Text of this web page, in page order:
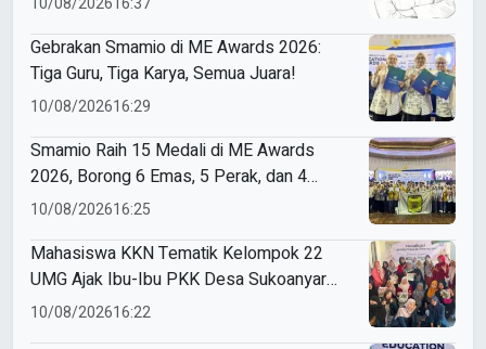
Gebrakan Smamio di ME Awards 2026:
Tiga Guru, Tiga Karya, Semua Juara!
10/08/202616:29
Smamio Raih 15 Medali di ME Awards
2026, Borong 6 Emas, 5 Perak, dan 4
Perunggu
10/08/202616:25
Mahasiswa KKN Tematik Kelompok 22
UMG Ajak Ibu-Ibu PKK Desa Sukoanyar
Berkreasi dengan Ecoprint
10/08/202616:22